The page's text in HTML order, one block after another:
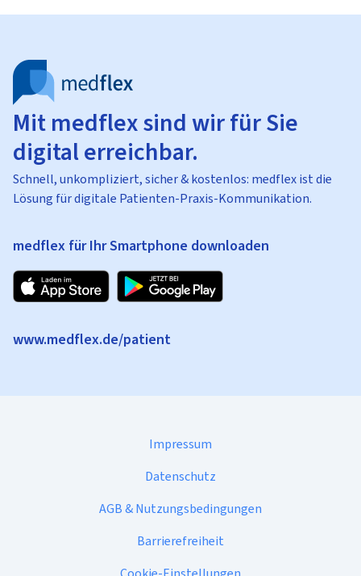
Mit medflex sind wir für Sie
digital erreichbar.
Schnell, unkompliziert, sicher & kostenlos: medflex ist die
Lösung für digitale Patienten-Praxis-Kommunikation.
medflex für Ihr Smartphone downloaden
www.medflex.de/patient
Impressum
Datenschutz
AGB & Nutzungsbedingungen
Barrierefreiheit